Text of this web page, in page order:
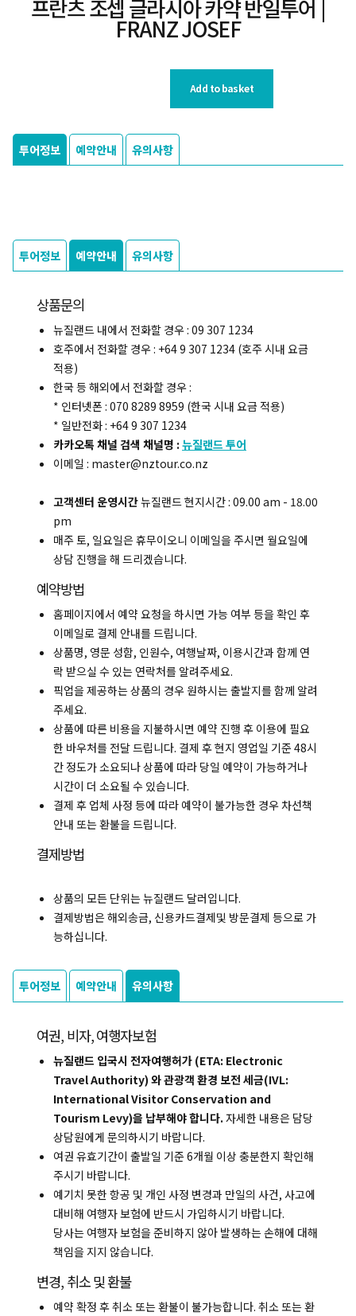
프란츠 조셉 글라시아 카약 반일투어 |
FRANZ JOSEF
Add to basket
투어정보 예약안내 유의사항
투어정보 예약안내 유의사항
상품문의
뉴질랜드 내에서 전화할 경우 : 09 307 1234
호주에서 전화할 경우 : +64 9 307 1234 (호주 시내 요금
적용)
한국 등 해외에서 전화할 경우 :
* 인터넷폰 : 070 8289 8959 (한국 시내 요금 적용)
* 일반전화 : +64 9 307 1234
카카오톡 채널 검색 채널명 : 뉴질랜드 투어
이메일 : master@nztour.co.nz
고객센터 운영시간뉴질랜드 현지시간 : 09.00 am - 18.00
pm
매주 토, 일요일은 휴무이오니 이메일을 주시면 월요일에
상담 진행을 해 드리겠습니다.
예약방법
홈페이지에서 예약 요청을 하시면 가능 여부 등을 확인 후
이메일로 결제 안내를 드립니다.
상품명, 영문 성함, 인원수, 여행날짜, 이용시간과 함께 연
락 받으실 수 있는 연락처를 알려주세요.
픽업을 제공하는 상품의 경우 원하시는 출발지를 함께 알려
주세요.
상품에 따른 비용을 지불하시면 예약 진행 후 이용에 필요
한 바우처를 전달 드립니다. 결제 후 현지 영업일 기준 48시
간 정도가 소요되나 상품에 따라 당일 예약이 가능하거나
시간이 더 소요될 수 있습니다.
결제 후 업체 사정 등에 따라 예약이 불가능한 경우 차선책
안내 또는 환불을 드립니다.
결제방법
상품의 모든 단위는 뉴질랜드 달러입니다.
결제방법은 해외송금, 신용카드결제및 방문결제 등으로 가
능하십니다.
투어정보 예약안내 유의사항
여권, 비자, 여행자보험
뉴질랜드 입국시 전자여행허가 (ETA: Electronic
Travel Authority) 와 관광객 환경 보전 세금(IVL:
International Visitor Conservation and
Tourism Levy)을 납부해야 합니다. 자세한 내용은 담당
상담원에게 문의하시기 바랍니다.
여권 유효기간이 출발일 기준 6개월 이상 충분한지 확인해
주시기 바랍니다.
예기치 못한 항공 및 개인 사정 변경과 만일의 사건, 사고에
대비해 여행자 보험에 반드시 가입하시기 바랍니다.
당사는 여행자 보험을 준비하지 않아 발생하는 손해에 대해
책임을 지지 않습니다.
변경, 취소 및 환불
예약 확정 후 취소 또는 환불이 불가능합니다. 취소 또는 환
복사하기